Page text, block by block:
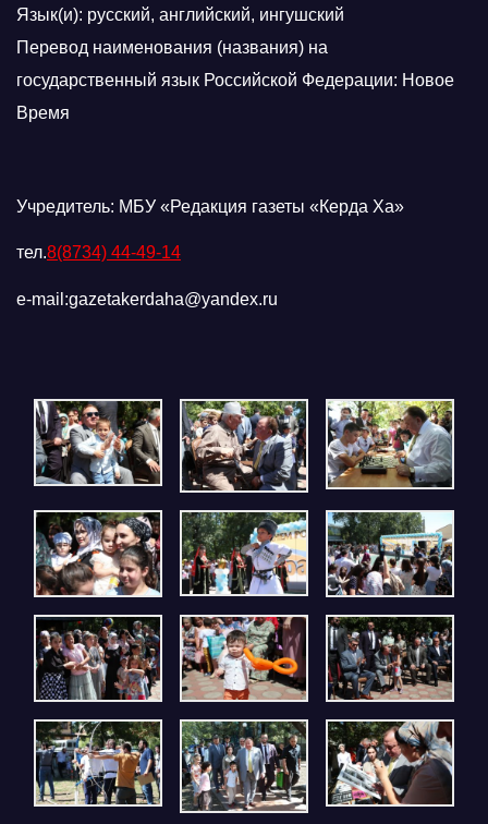
Язык(и): русский, английский, ингушский
Перевод наименования (названия) на
государственный язык Российской Федерации: Новое
Время
Учредитель: МБУ «Редакция газеты «Керда Ха»
тел.8(8734) 44-49-14
e-mail:gazetakerdaha@yandex.ru